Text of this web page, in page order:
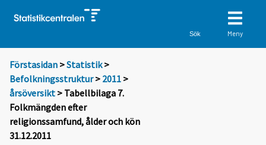
Sök Meny
Förstasidan >Statistik >
Befolkningsstruktur> 2011 >
årsöversikt > Tabellbilaga 7.
Folkmängden efter
religionssamfund, ålder och kön
31.12.2011